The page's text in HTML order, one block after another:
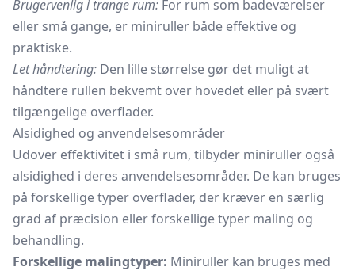
Brugervenlig i trange rum: For rum som badeværelser
eller små gange, er miniruller både effektive og
praktiske.
Let håndtering: Den lille størrelse gør det muligt at
håndtere rullen bekvemt over hovedet eller på svært
tilgængelige overflader.
Alsidighed og anvendelsesområder
Udover effektivitet i små rum, tilbyder miniruller også
alsidighed i deres anvendelsesområder. De kan bruges
på forskellige typer overflader, der kræver en særlig
grad af præcision eller forskellige typer maling og
behandling.
Forskellige malingtyper: Miniruller kan bruges med